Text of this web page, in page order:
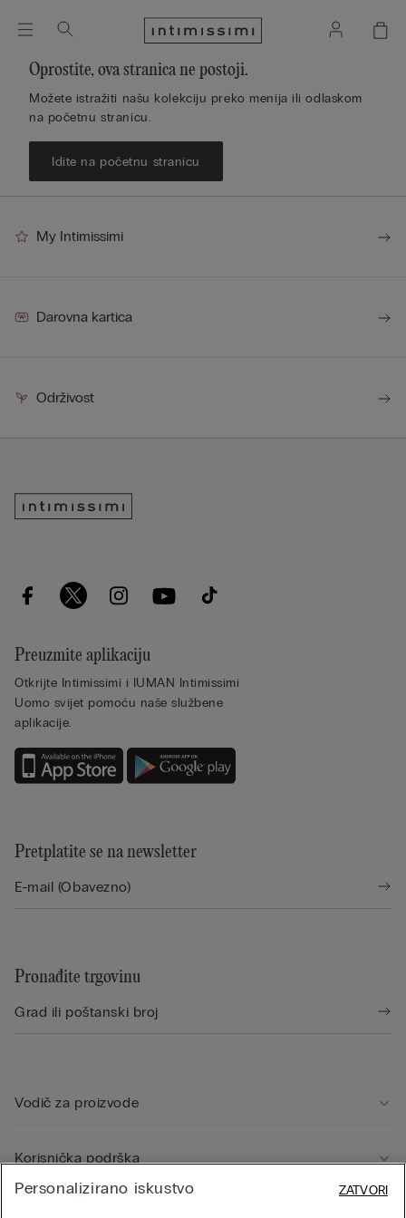
Oprostite, ova stranica ne postoji.
Možete istražiti našu kolekciju preko menija ili odlaskom
na početnu stranicu.
Idite na početnu stranicu
My Intimissimi
Darovna kartica
Održivost
Preuzmite aplikaciju
Otkrijte Intimissimi i IUMAN Intimissimi
Uomo svijet pomoću naše službene
aplikacije.
Pretplatite se na newsletter
Pronađite trgovinu
Vodič za proizvode
Korisnička podrška
Personalizirano iskustvo ZATVORI